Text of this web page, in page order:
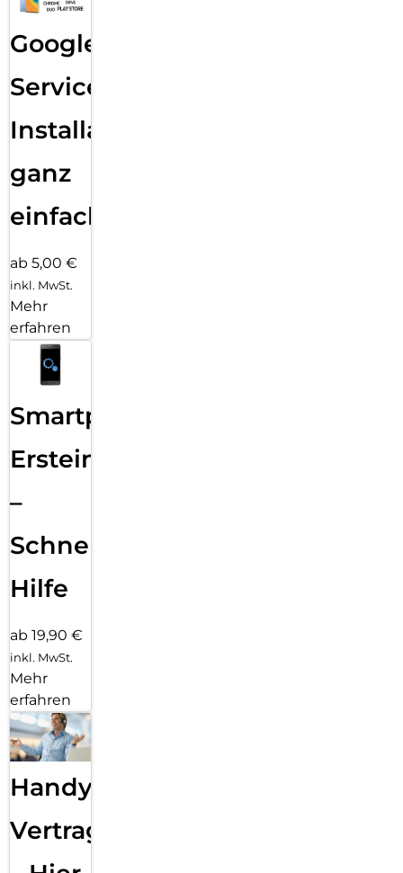
Google
Services
Installation
ganz
einfach
ab 5,00 €
inkl. MwSt.
Mehr
erfahren
Smartphone
Ersteinrichtung
–
Schnelle
Hilfe
ab 19,90 €
inkl. MwSt.
Mehr
erfahren
Handy
Vertragsabwicklung